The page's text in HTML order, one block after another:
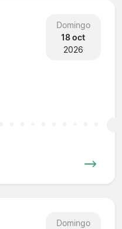
Domingo
18 oct
2026
Domingo